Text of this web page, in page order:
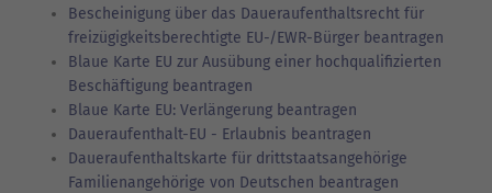
Bescheinigung über das Daueraufenthaltsrecht für
freizügigkeitsberechtigte EU-/EWR-Bürger beantragen
Blaue Karte EU zur Ausübung einer hochqualifizierten
Beschäftigung beantragen
Blaue Karte EU: Verlängerung beantragen
Daueraufenthalt-EU - Erlaubnis beantragen
Daueraufenthaltskarte für drittstaatsangehörige
Familienangehörige von Deutschen beantragen